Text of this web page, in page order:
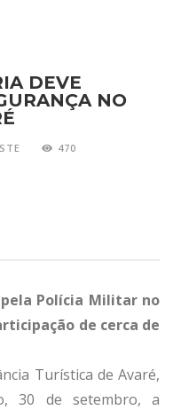
DEVE
NO
470
Polícia Militar no
de cerca de
Turística de Avaré,
30 de setembro, a